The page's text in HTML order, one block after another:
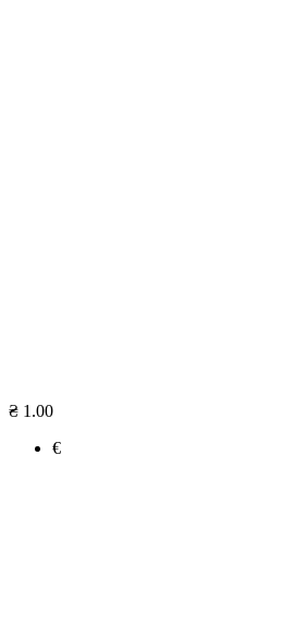
₴ 1.00
€